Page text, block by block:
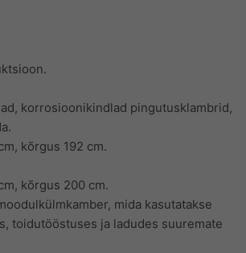
korrosioonikindlad pingutusklambrid,
kõrgus 192 cm.
kõrgus 200 cm.
mida kasutatakse
toidutööstuses ja ladudes suuremate